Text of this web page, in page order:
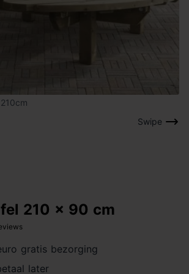
Swipe
210 x 90 cm
gratis bezorging
later